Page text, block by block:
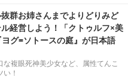
群お姉さんまでよりどりみど
経営しよう！「クトゥルフ×美
グ=ソトースの庭』が日本語
複眼死神美少女など、属性てんこ
！